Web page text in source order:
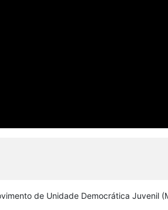
de Unidade Democrática Juvenil